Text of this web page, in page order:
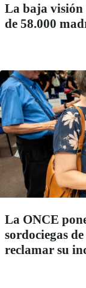
La baja
de 58.000
La ONCE
sordociegas
reclamar su